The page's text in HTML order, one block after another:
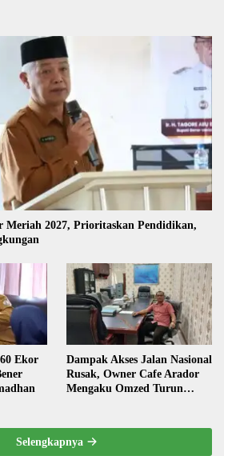
Meriah 2027, Prioritaskan Pendidikan,
Ekor
Dampak Akses Jalan Nasional
Rusak, Owner Cafe Arador
Mengaku Omzed Turun
Selengkapnya